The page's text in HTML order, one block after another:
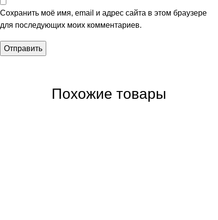
Сохранить моё имя, email и адрес сайта в этом браузере
для последующих моих комментариев.
Похожие товары